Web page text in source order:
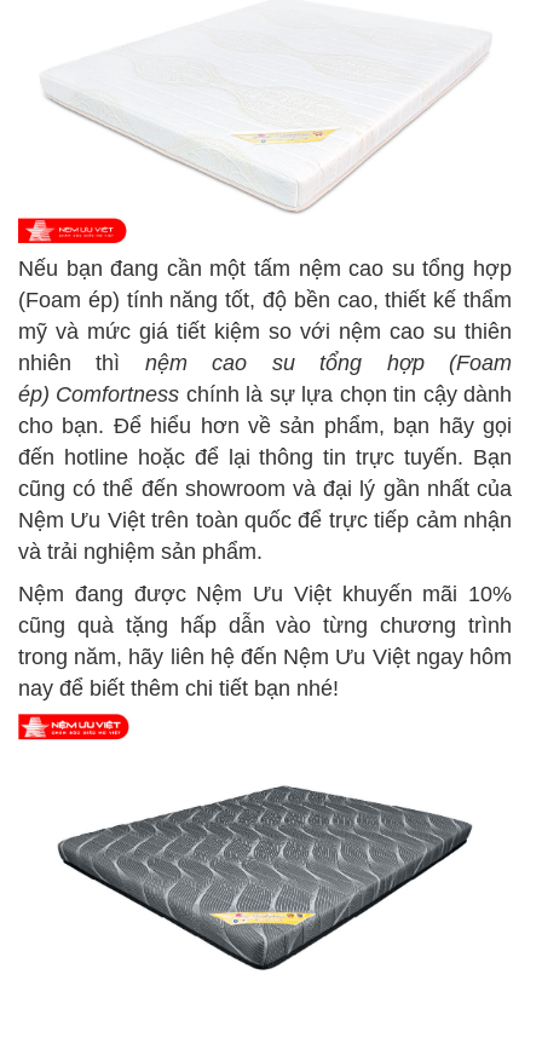
Nếu bạn đang cần một tấm nệm cao su tổng hợp
(Foam ép) tính năng tốt, độ bền cao, thiết kế thẩm
mỹ và mức giá tiết kiệm so với nệm cao su thiên
nhiên thì
nệm cao su tổng hợp (Foam
ép) Comfortness chính là sự lựa chọn tin cậy dành
cho bạn. Để hiểu hơn về sản phẩm, bạn hãy gọi
đến hotline hoặc để lại thông tin trực tuyến. Bạn
cũng có thể đến showroom và đại lý gần nhất của
Nệm Ưu Việt trên toàn quốc để trực tiếp cảm nhận
và trải nghiệm sản phẩm.
Nệm đang được Nệm Ưu Việt khuyến mãi 10%
cũng quà tặng hấp dẫn vào từng chương trình
trong năm, hãy liên hệ đến Nệm Ưu Việt ngay hôm
nay để biết thêm chi tiết bạn nhé!